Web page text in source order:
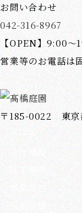
お問い合わせ
042-316-8967
【OPEN】9:00～
営業等のお電話は
〒185-0022 東京
ホーム
会社情報
施工事例
事業案内
代表挨拶